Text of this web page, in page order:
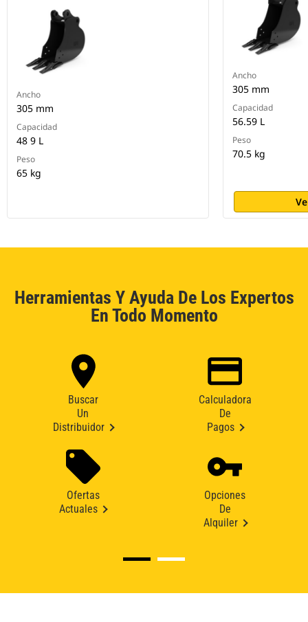
Ancho
305 mm
Capacidad
48 9 L
Peso
65 kg
Ancho
305 mm
Capacidad
56.59 L
Peso
70.5 kg
Herramientas Y Ayuda De Los Expertos
En Todo Momento
Buscar
Un
Distribuidor
Calculadora
De
Pagos
Ofertas
Actuales
Opciones
De
Alquiler